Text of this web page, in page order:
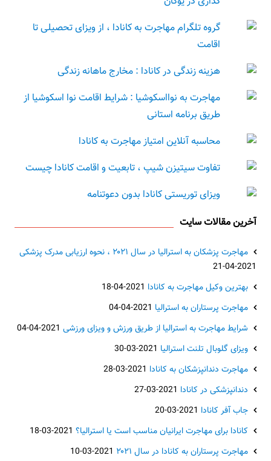
گروه تلگرام مهاجرت به کانادا ، از ویزای تحصیلی تا
اقامت
هزینه زندگی در کانادا : مخارج ماهانه زندگی
مهاجرت به نوااسکوشیا : شرایط اقامت نوا اسکوشیا از
طریق برنامه استانی
محاسبه آنلاین امتیاز مهاجرت به کانادا
تفاوت سیتیزن شیپ ، تابعیت و اقامت کانادا چیست
ویزای توریستی کانادا بدون دعوتنامه
آخرین مقالات سایت
مهاجرت پزشکان به استرالیا در سال ۲۰۲۱ ، نحوه ارزیابی مدرک پزشکی
2021-04-21
بهترین وکیل مهاجرت به کانادا 2021-04-18
مهاجرت پرستاران به استرالیا 2021-04-04
شرایط مهاجرت به استرالیا از طریق ورزش و ویزای ورزشی 2021-04-04
ویزای گلوبال تلنت استرالیا 2021-03-30
مهاجرت دندانپزشکان به کانادا 2021-03-28
دندانپزشکی در کانادا 2021-03-27
جاب آفر کانادا 2021-03-20
کانادا برای مهاجرت ایرانیان مناسب است یا استرالیا؟ 2021-03-18
مهاجرت پرستاران به کانادا در سال ۲۰۲۱
2021-03-10